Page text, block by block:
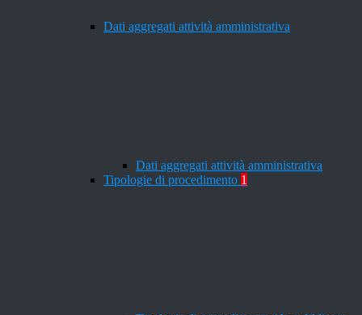
Dati aggregati attività amministrativa
Dati aggregati attività amministrativa
Tipologie di procedimento 1